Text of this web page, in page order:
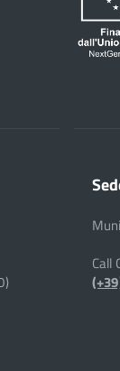
Call